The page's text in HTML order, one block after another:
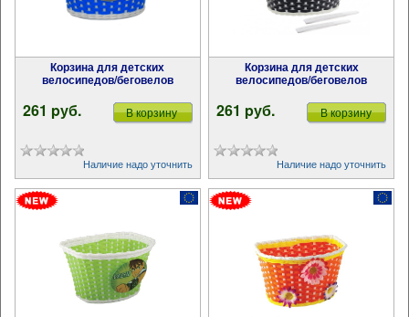
Корзина для детских
велосипедов/беговелов
261 pуб. В корзину
Наличие надо уточнить
Корзина для детских
велосипедов/беговелов
261 pуб. В корзину
Наличие надо уточнить